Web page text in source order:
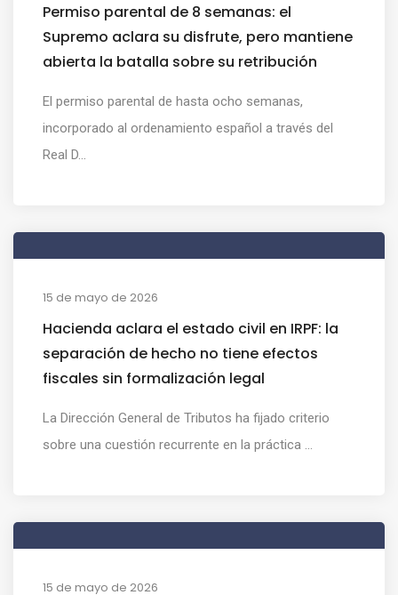
Permiso parental de 8 semanas: el
Supremo aclara su disfrute, pero mantiene
abierta la batalla sobre su retribución
El permiso parental de hasta ocho semanas,
incorporado al ordenamiento español a través del
Real D...
15 de mayo de 2026
Hacienda aclara el estado civil en IRPF: la
separación de hecho no tiene efectos
fiscales sin formalización legal
La Dirección General de Tributos ha fijado criterio
sobre una cuestión recurrente en la práctica ...
15 de mayo de 2026